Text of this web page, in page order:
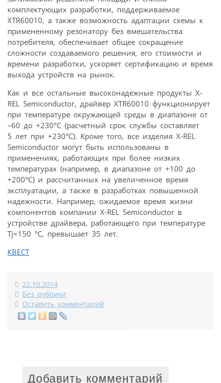
комплектующих разработки, поддерживаемое
XTR60010, а также возможность адаптации схемы к
примененному резонатору без вмешательства
потребителя, обеспечивает общее сокращение
сложности создаваемого решения, его стоимости и
времени разработки, ускоряет сертификацию и время
выхода устройств на рынок.
Как и все остальные высоконадежные продукты X-
REL Semiconductor, драйвер XTR60010 функционирует
при температуре окружающей среды в диапазоне от
–60 до +230°C (расчетный срок службы составляет
5 лет при +230°C). Кроме того, все изделия X-REL
Semiconductor могут быть использованы в
применениях, работающих при более низких
температурах (например, в диапазоне от +100 до
+200°C) и рассчитанных на увеличенное время
эксплуатации, а также в разработках повышенной
надежности. Например, ожидаемое время жизни
компонентов компании X-REL Semiconductor в
устройстве драйвера, работающего при температуре
Tj=150 °C, превышает 35 лет.
КВЕСТ
22.10.2014
Без рубрики
Оставить комментарий
Добавить комментарий